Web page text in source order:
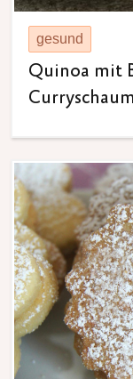
gesund
Quinoa mit
Curryschaum